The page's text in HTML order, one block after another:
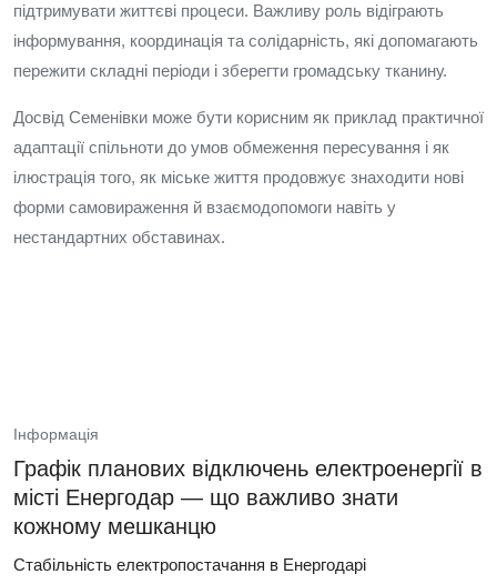
підтримувати життєві процеси. Важливу роль відіграють
інформування, координація та солідарність, які допомагають
пережити складні періоди і зберегти громадську тканину.
Досвід Семенівки може бути корисним як приклад практичної
адаптації спільноти до умов обмеження пересування і як
ілюстрація того, як міське життя продовжує знаходити нові
форми самовираження й взаємодопомоги навіть у
нестандартних обставинах.
Інформація
Графік планових відключень електроенергії в
місті Енергодар — що важливо знати
кожному мешканцю
Стабільність електропостачання в Енергодарі